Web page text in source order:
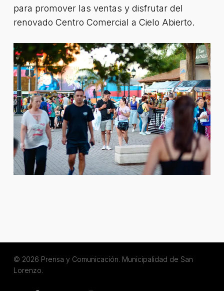
para promover las ventas y disfrutar del
renovado Centro Comercial a Cielo Abierto.
© 2026 Prensa y Comunicación. Municipalidad de San
Lorenzo.